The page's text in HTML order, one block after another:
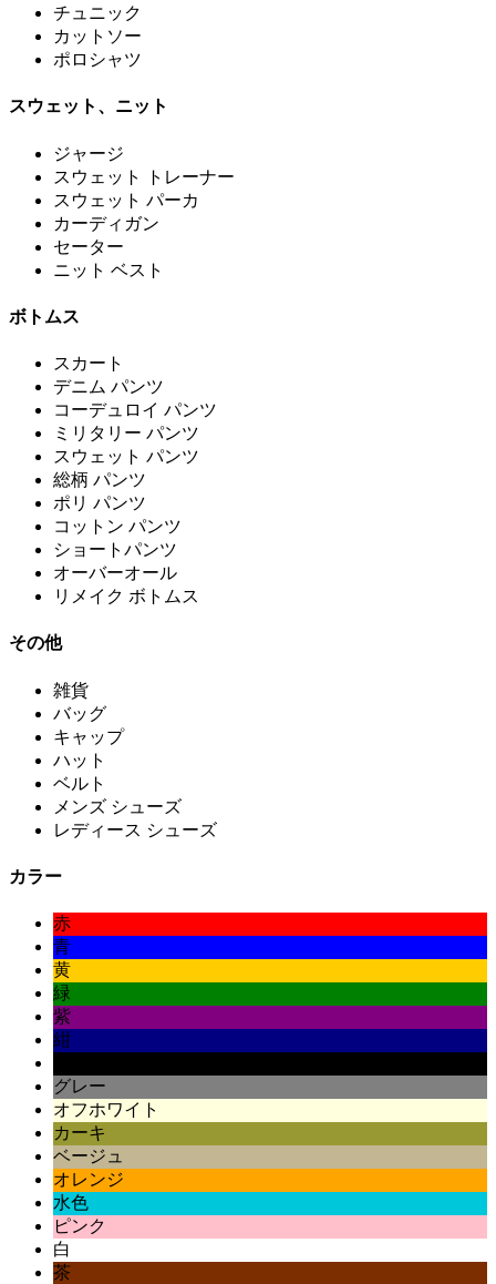
チュニック
カットソー
ポロシャツ
スウェット、ニット
ジャージ
スウェット トレーナー
スウェット パーカ
カーディガン
セーター
ニット ベスト
ボトムス
スカート
デニム パンツ
コーデュロイ パンツ
ミリタリー パンツ
スウェット パンツ
総柄 パンツ
ポリ パンツ
コットン パンツ
ショートパンツ
オーバーオール
リメイク ボトムス
その他
雑貨
バッグ
キャップ
ハット
ベルト
メンズ シューズ
レディース シューズ
カラー
赤
青
黄
緑
紫
紺
グレー
オフホワイト
カーキ
ベージュ
オレンジ
水色
ピンク
白
茶